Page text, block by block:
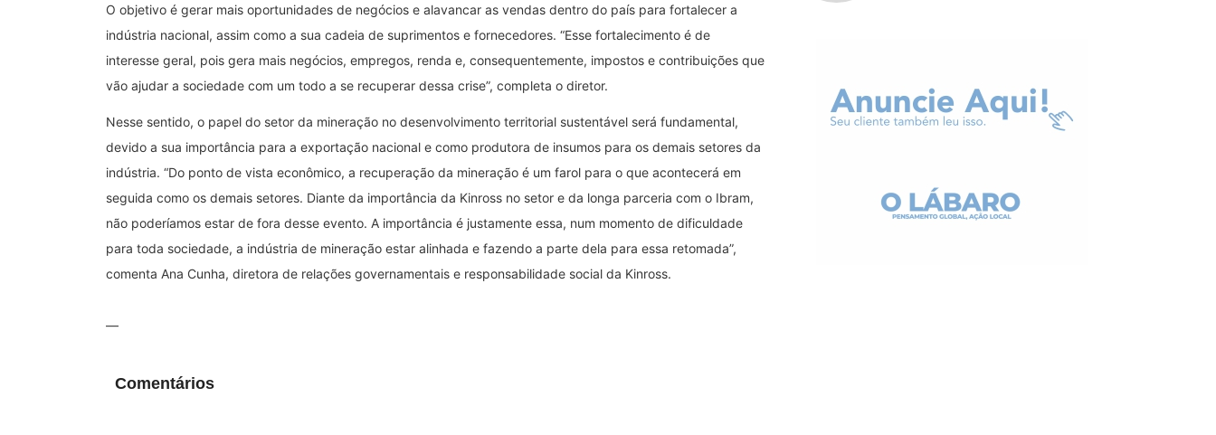
O objetivo é gerar mais oportunidades de negócios e alavancar as vendas dentro do país para fortalecer a
indústria nacional, assim como a sua cadeia de suprimentos e fornecedores. “Esse fortalecimento é de
interesse geral, pois gera mais negócios, empregos, renda e, consequentemente, impostos e contribuições que
vão ajudar a sociedade com um todo a se recuperar dessa crise”, completa o diretor.
Nesse sentido, o papel do setor da mineração no desenvolvimento territorial sustentável será fundamental,
devido a sua importância para a exportação nacional e como produtora de insumos para os demais setores da
indústria. “Do ponto de vista econômico, a recuperação da mineração é um farol para o que acontecerá em
seguida como os demais setores. Diante da importância da Kinross no setor e da longa parceria com o Ibram,
não poderíamos estar de fora desse evento. A importância é justamente essa, num momento de dificuldade
para toda sociedade, a indústria de mineração estar alinhada e fazendo a parte dela para essa retomada”,
comenta Ana Cunha, diretora de relações governamentais e responsabilidade social da Kinross.
—
Comentários